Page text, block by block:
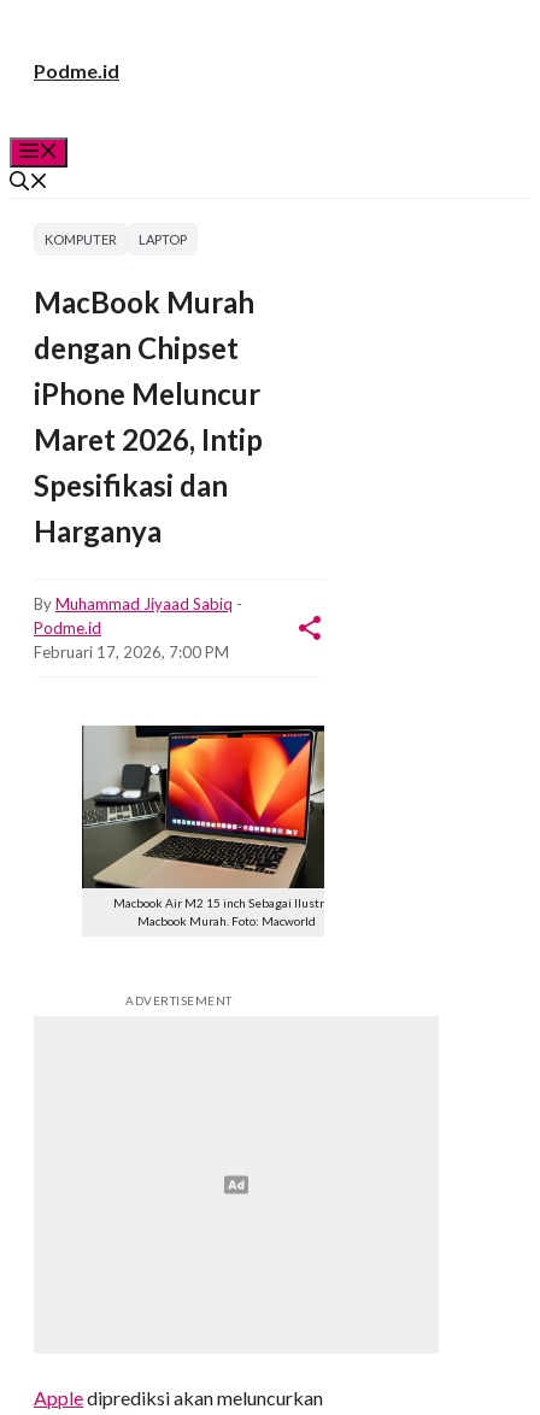
Podme.id
KOMPUTER LAPTOP
MacBook Murah
dengan Chipset
iPhone Meluncur
Maret 2026, Intip
Spesifikasi dan
Harganya
ByMuhammad Jiyaad Sabiq -
Podme.id
Februari 17, 2026, 7:00 PM
Macbook Air M2 15 inch Sebagai Ilustrasi
Macbook Murah. Foto: Macworld
ADVERTISEMENT
Applediprediksi akan meluncurkan